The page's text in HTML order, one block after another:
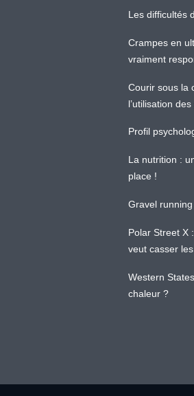
Les difficultés
Crampes en
vraiment
Courir sous la
l’utilisation
Profil
La nutrition :
place !
Gravel
Polar Street X
veut casser
Western
chaleur ?